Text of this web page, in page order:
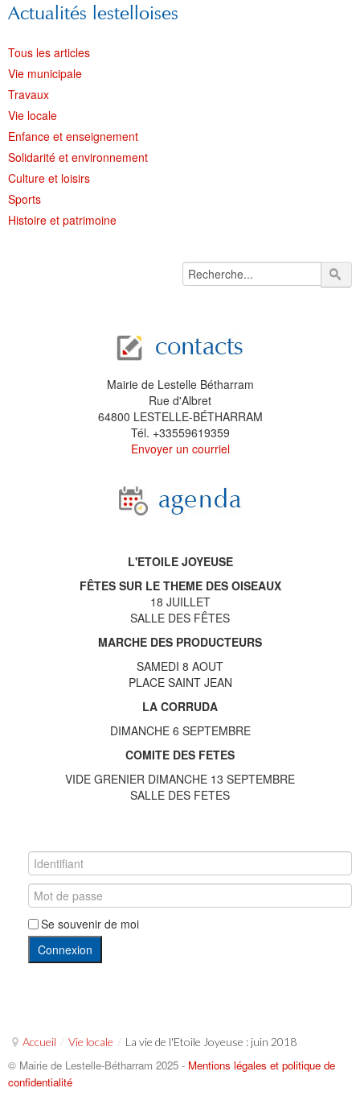
Actualités lestelloises
Tous les articles
Vie municipale
Travaux
Vie locale
Enfance et enseignement
Solidarité et environnement
Culture et loisirs
Sports
Histoire et patrimoine
Mairie de Lestelle Bétharram
Rue d'Albret
64800 LESTELLE-BÉTHARRAM
Tél. +33559619359
Envoyer un courriel
L'ETOILE JOYEUSE
FÊTES SUR LE THEME DES OISEAUX
18 JUILLET
SALLE DES FÊTES
MARCHE DES PRODUCTEURS
SAMEDI 8 AOUT
PLACE SAINT JEAN
LA CORRUDA
DIMANCHE 6 SEPTEMBRE
COMITE DES FETES
VIDE GRENIER DIMANCHE 13 SEPTEMBRE
SALLE DES FETES
Se souvenir de moi
Connexion
Accueil / Vie locale / La vie de l'Etoile Joyeuse : juin 2018
© Mairie de Lestelle-Bétharram 2025 - Mentions légales et politique de
confidentialité